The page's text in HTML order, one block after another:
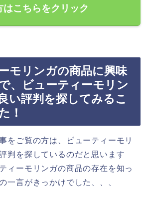
はこちらをクリック
モリンガの商品に興味
、ビューティーモリン
い評判を探してみるこ
！
をご覧の方は、ビューティーモリ
判を探しているのだと思います
ィーモリンガの商品の存在を知っ
一言がきっかけでした、、、